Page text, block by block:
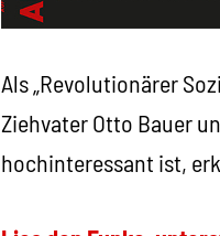
Als „Revolutionärer
Ziehvater Otto Bauer
hochinteressant ist,